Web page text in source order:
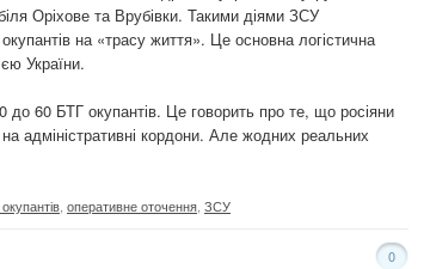
Оріхове та Врубівки. Такими діями ЗСУ
на «трасу життя». Це основна логістична
України.
до 60 БТГ окупантів. Це говорить про те, що росіяни
адміністративні кордони. Але жодних реальних
оперативне оточення ЗСУ
0